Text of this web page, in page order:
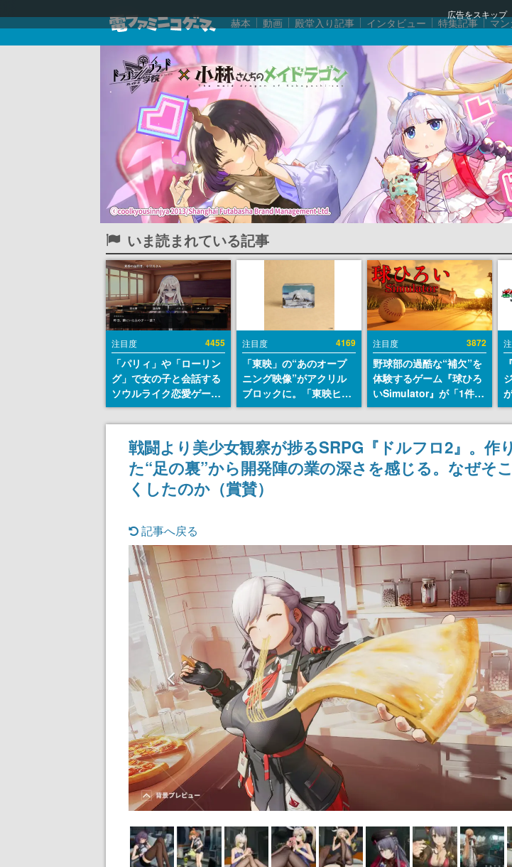
広告をスキップ
赫本 動画 殿堂入り記事 インタビュー 特集記事 マ
いま読まれている記事
注目度 4455
「パリィ」や「ローリン
グ」で女の子と会話する
ソウルライク恋愛ゲーム
『小早川さんはソウルラ
イク』無料公開。返事に
失敗すると「YOU
DIED」
注目度 4169
「東映」の“あのオープ
ニング映像”がアクリル
ブロックに。「東映ヒス
トリカル グッズコレクシ
ョン」が8月下旬より発
売
注目度 3872
野球部の過酷な“補欠”を
体験するゲーム『球ひろ
いSimulator』が「1件」
のウィッシュリストをも
とにチェコ語に対応し
SNSで話題に。『キング
ダム・カム』開発元やチ
ェコのプロ野球選手から
戦闘より美少女観察が捗るSRPG『ドルフロ2』。作
た“足の裏”から開発陣の業の深さを感じる。なぜそ
くしたのか（賞賛）
記事へ戻る